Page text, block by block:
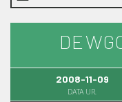
2008-11-09
DATA UR.